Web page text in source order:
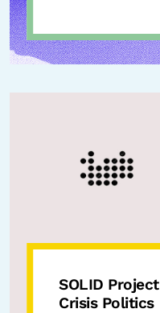
SOLID Project
Crisis Politics